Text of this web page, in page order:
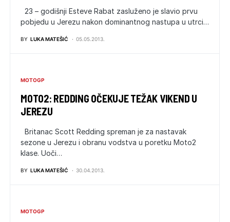
23 – godišnji Esteve Rabat zasluženo je slavio prvu
pobjedu u Jerezu nakon dominantnog nastupa u utrci…
BY LUKA MATEŠIĆ 05.05.2013.
MOTOGP
MOTO2: REDDING OČEKUJE TEŽAK VIKEND U
JEREZU
Britanac Scott Redding spreman je za nastavak
sezone u Jerezu i obranu vodstva u poretku Moto2
klase. Uoči…
BY LUKA MATEŠIĆ 30.04.2013.
MOTOGP